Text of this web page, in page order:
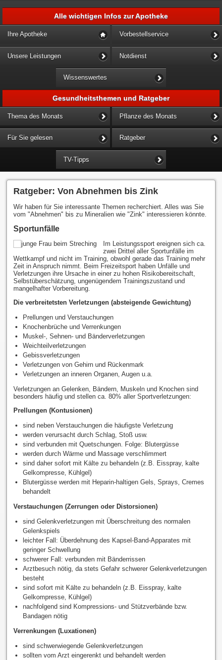
Alle wichtigen Infos zur Apotheke
Ihre Apotheke Vorbestellservice
Unsere Leistungen Notdienst
Wissenswertes
Gesundheitsthemen und Ratgeber
Thema des Monats Pflanze des Monats
Für Sie gelesen Ratgeber
TV-Tipps
Ratgeber: Von Abnehmen bis Zink
Wir haben für Sie interessante Themen recherchiert. Alles was Sie
vom "Abnehmen" bis zu Mineralien wie "Zink" interessieren könnte.
Sportunfälle
Im Leistungssport ereignen sich ca.
zwei Drittel aller Sportunfälle im
Wettkampf und nicht im Training, obwohl gerade das Training mehr
Zeit in Anspruch nimmt. Beim Freizeitsport haben Unfälle und
Verletzungen ihre Ursache in einer zu hohen Risikobereitschaft,
Selbstüberschätzung, ungenügendem Trainingszustand und
mangelhafter Vorbereitung.
Die verbreitetsten Verletzungen (absteigende Gewichtung)
Prellungen und Verstauchungen
Knochenbrüche und Verrenkungen
Muskel-, Sehnen- und Bänderverletzungen
Weichteilverletzungen
Gebissverletzungen
Verletzungen von Gehirn und Rückenmark
Verletzungen an inneren Organen, Augen u.a.
Verletzungen an Gelenken, Bändern, Muskeln und Knochen sind
besonders häufig und stellen ca. 80% aller Sportverletzungen:
Prellungen (Kontusionen)
sind neben Verstauchungen die häufigste Verletzung
werden verursacht durch Schlag, Stoß usw.
sind verbunden mit Quetschungen. Folge: Blutergüsse
werden durch Wärme und Massage verschlimmert
sind daher sofort mit Kälte zu behandeln (z.B. Eisspray, kalte
Gelkompresse, Kühlgel)
Blutergüsse werden mit Heparin-haltigen Gels, Sprays, Cremes
behandelt
Verstauchungen (Zerrungen oder Distorsionen)
sind Gelenkverletzungen mit Überschreitung des normalen
Gelenkspiels
leichter Fall: Überdehnung des Kapsel-Band-Apparates mit
geringer Schwellung
schwerer Fall: verbunden mit Bänderrissen
Arztbesuch nötig, da stets Gefahr schwerer Gelenkverletzungen
besteht
sind sofort mit Kälte zu behandeln (z.B. Eisspray, kalte
Gelkompresse, Kühlgel)
nachfolgend sind Kompressions- und Stützverbände bzw.
Bandagen nötig
Verrenkungen (Luxationen)
sind schwerwiegende Gelenkverletzungen
sollten vom Arzt eingerenkt und behandelt werden